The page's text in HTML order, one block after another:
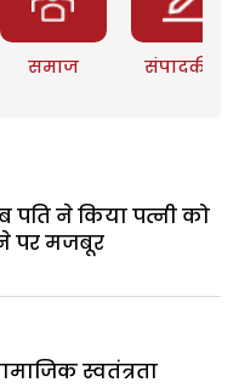
समाज संपादकीय
पति ने किया पत्नी को
पर मजबूर
स्वतंत्रता